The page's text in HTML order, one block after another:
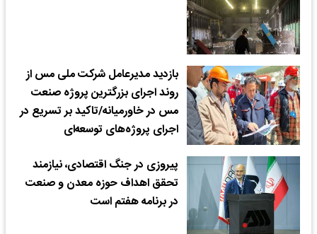
بازدید مدیرعامل شرکت ملی مس از
روند اجرای بزرگترین پروژه صنعت
مس در خاورمیانه/تاکید بر تسریع در
اجرای پروژه‌های توسعه‌ای
پیروزی در جنگ اقتصادی، نیازمند
تحقق اهداف حوزه معدن و صنعت
در برنامه هفتم است